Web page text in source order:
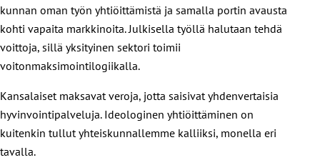
kunnan oman työn yhtiöittämistä ja samalla portin avausta
kohti vapaita markkinoita. Julkisella työllä halutaan tehdä
voittoja, sillä yksityinen sektori toimii
voitonmaksimointilogiikalla.
Kansalaiset maksavat veroja, jotta saisivat yhdenvertaisia
hyvinvointipalveluja. Ideologinen yhtiöittäminen on
kuitenkin tullut yhteiskunnallemme kalliiksi, monella eri
tavalla.